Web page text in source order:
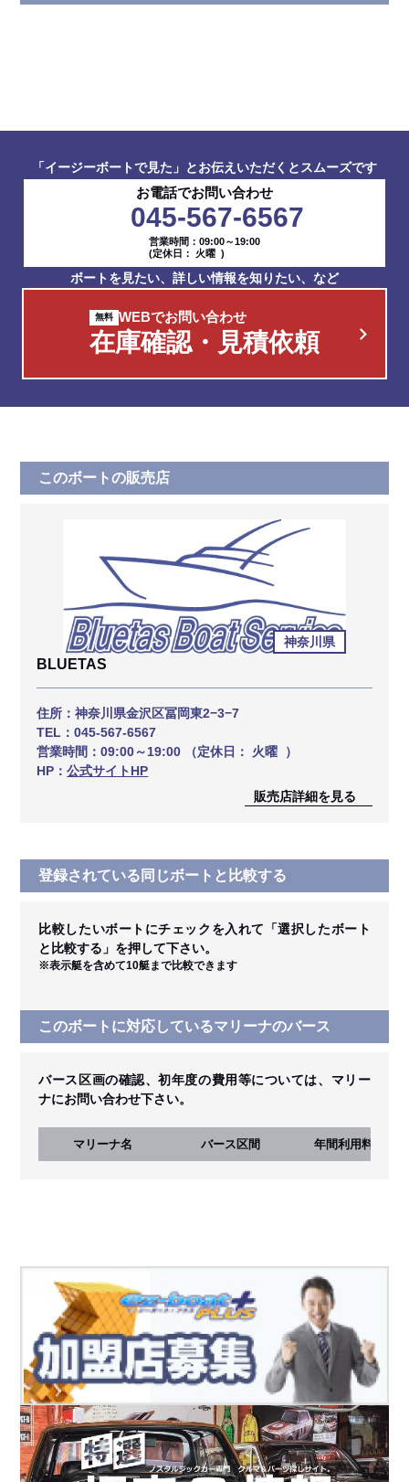
「イージーボートで見た」とお伝えいただくとスムーズです
お電話でお問い合わせ
045-567-6567
営業時間：09:00～19:00
(定休日： 火曜 )
ボートを見たい、詳しい情報を知りたい、など
WEBでお問い合わせ
在庫確認・見積依頼
このボートの販売店
神奈川県
BLUETAS
住所：神奈川県金沢区冨岡東2−3−7
TEL：045-567-6567
営業時間：09:00～19:00 （定休日： 火曜 ）
HP：公式サイトHP
販売店詳細を見る
登録されている同じボートと比較する
比較したいボートにチェックを入れて「選択したボート
と比較する」を押して下さい。
※表示艇を含めて10艇まで比較できます
このボートに対応しているマリーナのバース
バース区画の確認、初年度の費用等については、マリー
ナにお問い合わせ下さい。
マリーナ名 バース区間 年間利用料